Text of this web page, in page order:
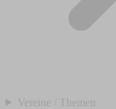
Vereine / Themen